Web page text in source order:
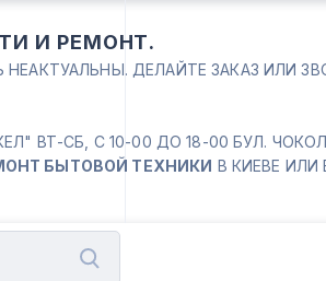
И РЕМОНТ.
ДЕЛАЙТЕ ЗАКАЗ ИЛИ
ВТ-СБ, С 10-00 ДО 18-00 БУЛ.
БЫТОВОЙ ТЕХНИКИ В КИЕВЕ